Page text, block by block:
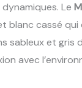
Le
blanc cassé
sableux et gris
avec